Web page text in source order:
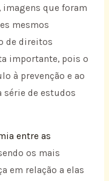
que foram
mesmos
de direitos
importante, pois o
à prevenção e ao
série de estudos
entre as
os mais
em relação a elas